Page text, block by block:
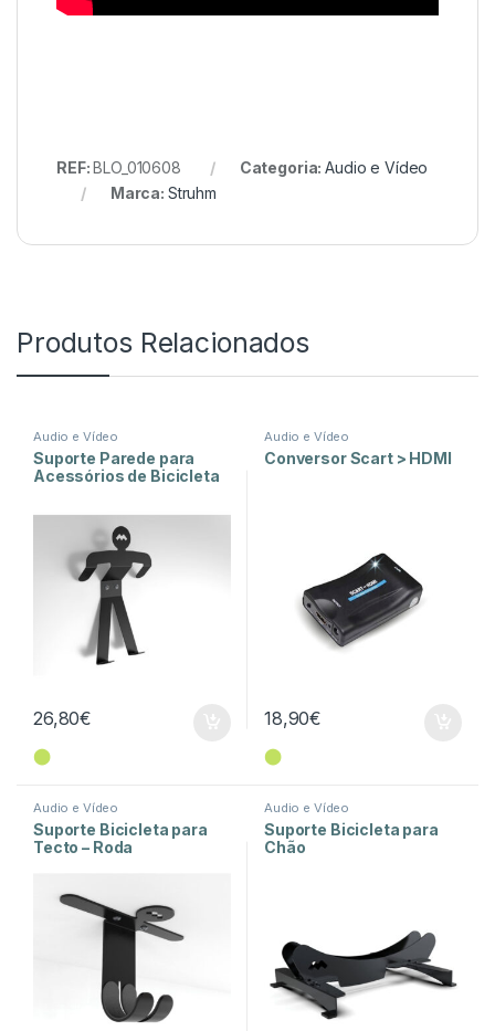
REF:BLO_010608 Categoria:Audio e Vídeo
Marca: Struhm
Produtos Relacionados
Audio e Vídeo
Suporte Parede para
Acessórios de Bicicleta
26,80€
⬤
Audio e Vídeo
Conversor Scart > HDMI
18,90€
⬤
Audio e Vídeo
Suporte Bicicleta para
Tecto – Roda
Audio e Vídeo
Suporte Bicicleta para
Chão